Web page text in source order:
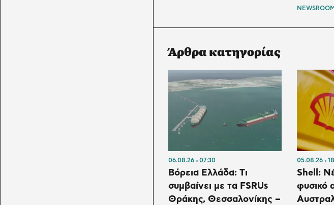
NEWSROOM
Άρθρα κατηγορίας
06.08.26 07:30
Βόρεια Ελλάδα: Tι
συμβαίνει με τα FSRUs
Θράκης, Θεσσαλονίκης –
05.08.26
Shell:
φυσικό